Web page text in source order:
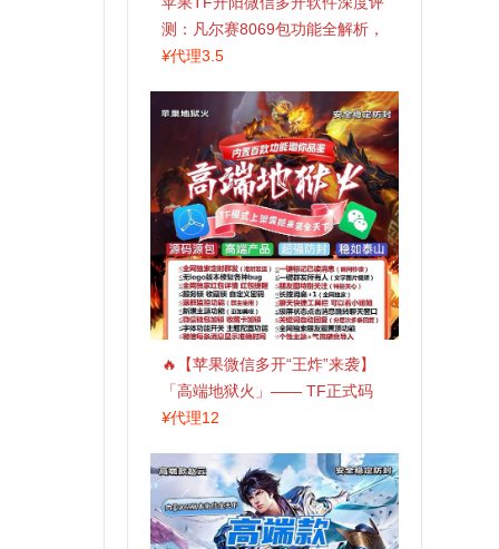
测：凡尔赛8069包功能全解析，
TestFlight稳定版上架，激活认准
¥代理3.5
🔥【苹果微信多开“王炸”来袭】
「高端地狱火」—— TF正式码
+斗战神8073包，7天退换，安全
¥代理12